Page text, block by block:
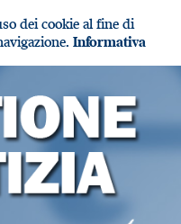
dei cookie al fine di
Informativa